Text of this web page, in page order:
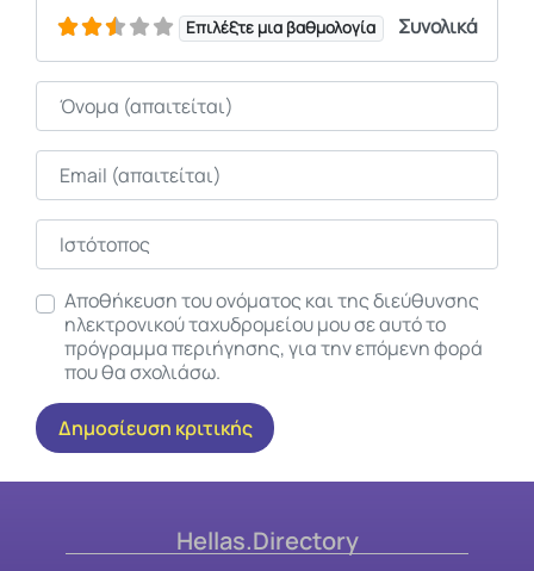
Επιλέξτε μια βαθμολογία Συνολικά
Όνομα
Email
Ιστότοπος
Αποθήκευση του ονόματος και της διεύθυνσης
ηλεκτρονικού ταχυδρομείου μου σε αυτό το
πρόγραμμα περιήγησης, για την επόμενη φορά
που θα σχολιάσω.
Hellas.Directory